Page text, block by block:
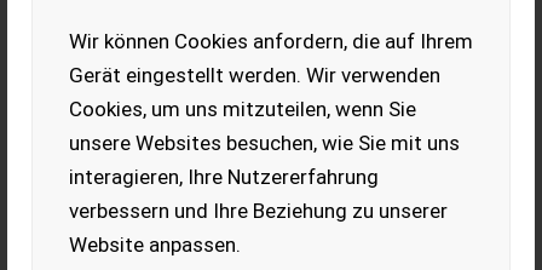
Wir können Cookies anfordern, die auf Ihrem
Gerät eingestellt werden. Wir verwenden
Cookies, um uns mitzuteilen, wenn Sie
unsere Websites besuchen, wie Sie mit uns
interagieren, Ihre Nutzererfahrung
verbessern und Ihre Beziehung zu unserer
Website anpassen.
Sonstige Kjettinger til traktor
== Mer informasjon (NO) == mascus_category: snowblades
merke: Kjettinger Please provide reference number upon
request: 7559 See en.landbrukssalg.n...
EUR 1.400